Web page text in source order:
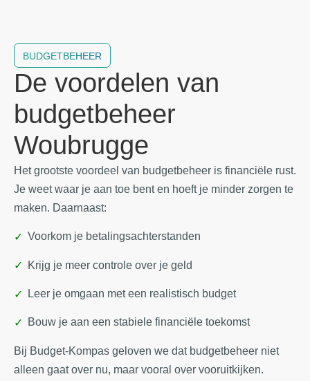
BUDGETBEHEER
De voordelen van
budgetbeheer
Woubrugge
Het grootste voordeel van budgetbeheer is financiële rust.
Je weet waar je aan toe bent en hoeft je minder zorgen te
maken. Daarnaast:
Voorkom je betalingsachterstanden
Krijg je meer controle over je geld
Leer je omgaan met een realistisch budget
Bouw je aan een stabiele financiële toekomst
Bij Budget-Kompas geloven we dat budgetbeheer niet
alleen gaat over nu, maar vooral over vooruitkijken.